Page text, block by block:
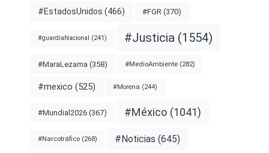
#EstadosUnidos (466) #FGR (370)
#guardiaNacional (241) #Justicia (1554)
#MaraLezama (358) #MedioAmbiente (282)
#mexico (525) #Morena (244)
#Mundial2026 (367) #México (1041)
#Narcotráfico (268) #Noticias (645)